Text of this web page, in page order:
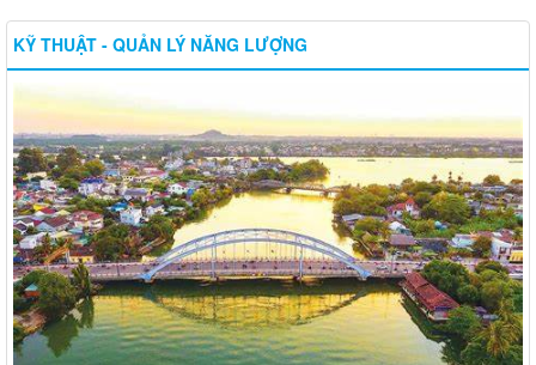
KỸ THUẬT - QUẢN LÝ NĂNG LƯỢNG